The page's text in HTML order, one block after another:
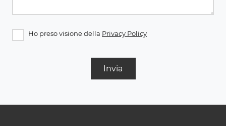
Ho preso visione della Privacy Policy
Invia